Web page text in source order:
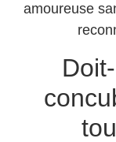
amoureuse